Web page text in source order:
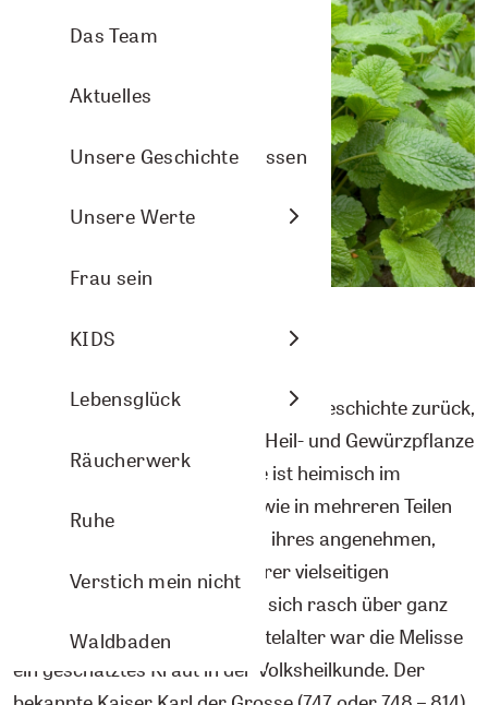
Aromasprays
Nasenbalsam
Arven- und Lavendelkissen
Raumbeduftung
Aromasphere
Zubehör und DIY
Themenwelten
Arve Wellness
Christmas
DIY-Ideen
Energie
Frau sein
KIDS
Lebensglück
Räucherwerk
Ruhe
Verstich mein nicht
Waldbaden
Pflanzenporträts
Das Team
Aktuelles
Unsere Geschichte
Unsere Werte
Geschichte
Die Melisse blickt auf eine bewegte Geschichte zurück,
die eng mit ihrer Nutzung als Heil- und Gewürzpflanze
verknüpft ist. Zitronenmelisse ist heimisch im
östlichen Mittelmeerraum sowie in mehreren Teilen
Europas und Asien. Aufgrund ihres angenehmen,
zitronenartigen Duftes und ihrer vielseitigen
Heilwirkungen verbreitete sie sich rasch über ganz
Europa. Bereits im frühen Mittelalter war die Melisse
ein geschätztes Kraut in der Volksheilkunde. Der